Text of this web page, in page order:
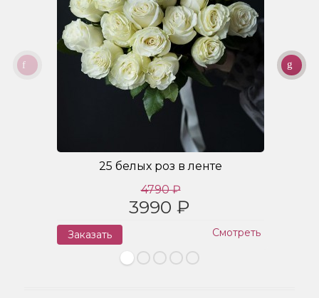
25 белых роз в ленте
4790 ₽
3990 ₽
Заказать Смотреть